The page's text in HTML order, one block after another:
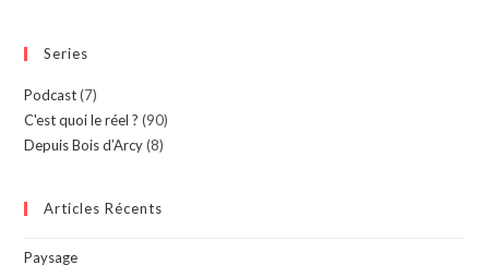
Series
Podcast (7)
C'est quoi le réel ? (90)
Depuis Bois d’Arcy (8)
Articles Récents
Paysage